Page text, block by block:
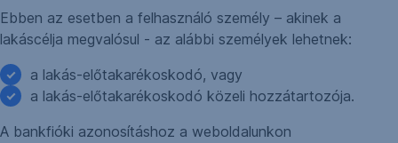
Ebben az esetben a felhasználó személy – akinek a
lakáscélja megvalósul - az alábbi személyek lehetnek:
a lakás-előtakarékoskodó, vagy
a lakás-előtakarékoskodó közeli hozzátartozója.
A bankfióki azonosításhoz a weboldalunkon